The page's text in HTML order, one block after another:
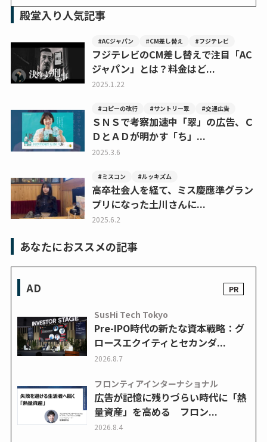
殿堂入り人気記事
#ACジャパン #CM差し替え #フジテレビ
フジテレビのCM差し替えで注目「AC
ジャパン」とは？料金はど...
2025.1.22
#コピーの改行 #サントリー翠 #交通広告
ＳＮＳで考察加速中「翠」の広告、Ｃ
ＤとＡＤが明かす「ち」...
2025.3.6
#ミスコン #ルッキズム
高卒社会人を経て、ミス慶應準グラン
プリになった土川さんに...
2025.6.2
あなたにおススメの記事
AD
SusHi Tech Tokyo
Pre-IPO時代の新たな資本戦略：グ
ロースエクイティとセカンダ...
2026.8.7
フロンティアインターナショナル
広告が記憶に残りづらい時代に「熱
量資産」を高める フロン...
2026.8.4